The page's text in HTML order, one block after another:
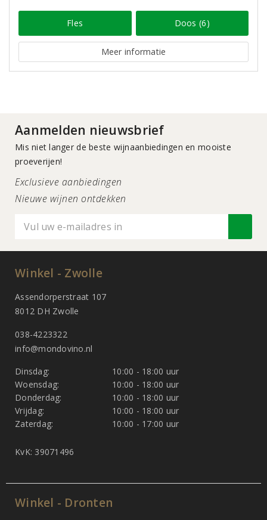
Fles Doos (6)
Meer informatie
Aanmelden nieuwsbrief
Mis niet langer de beste wijnaanbiedingen en mooiste
proeverijen!
Exclusieve aanbiedingen
Nieuwe wijnen ontdekken
Winkel - Zwolle
Assendorperstraat 107
8012 DH Zwolle
038-4223322
info@mondovino.nl
Dinsdag:
10:00 - 18:00 uur
Woensdag:
10:00 - 18:00 uur
Donderdag:
10:00 - 18:00 uur
Vrijdag:
10:00 - 18:00 uur
Zaterdag:
10:00 - 17:00 uur
KvK: 39071496
Winkel - Dronten